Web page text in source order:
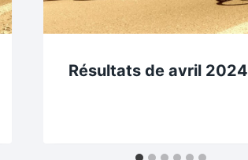
Résultats de avril 2024